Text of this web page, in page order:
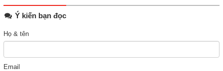
Ý kiến bạn đọc
Họ & tên
Email